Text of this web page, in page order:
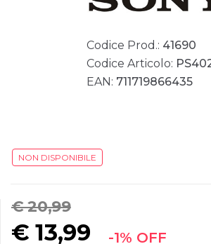
Codice Prod.: 41690
Codice Articolo:
EAN: 711719866435
NON DISPONIBILE
€ 20,99
€13,99 -1% OFF